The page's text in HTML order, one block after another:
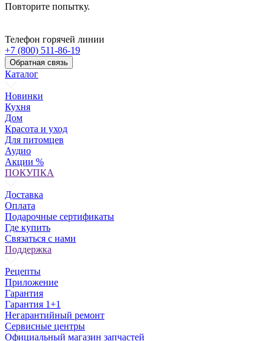
Повторите попытку.
Телефон горячей линии
+7 (800) 511-86-19
Обратная связь
Каталог
Новинки
Кухня
Дом
Красота и уход
Для питомцев
Аудио
Акции %
ПОКУПКА
Доставка
Оплата
Подарочные сертификаты
Где купить
Связаться с нами
Поддержка
Рецепты
Приложение
Гарантия
Гарантия 1+1
Негарантийный ремонт
Сервисные центры
Официальный магазин запчастей